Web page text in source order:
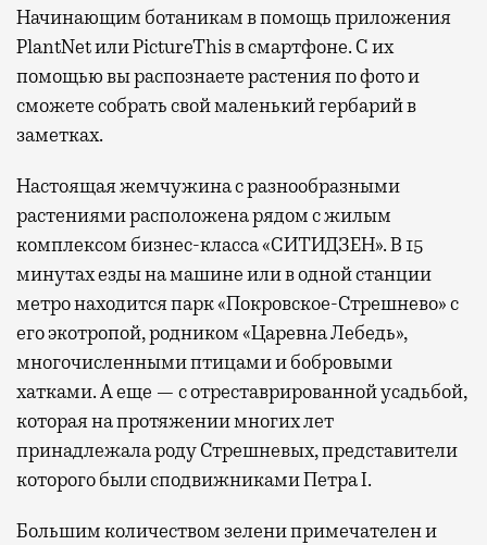
Начинающим ботаникам в помощь приложения
PlantNet или PictureThis в смартфоне. С их
помощью вы распознаете растения по фото и
сможете собрать свой маленький гербарий в
заметках.
Настоящая жемчужина с разнообразными
растениями расположена рядом с жилым
комплексом бизнес-класса «СИТИДЗЕН». В 15
минутах езды на машине или в одной станции
метро находится парк «Покровское-Стрешнево» с
его экотропой, родником «Царевна Лебедь»,
многочисленными птицами и бобровыми
хатками. А еще — с отреставрированной усадьбой,
которая на протяжении многих лет
принадлежала роду Стрешневых, представители
которого были сподвижниками Петра I.
Большим количеством зелени примечателен и